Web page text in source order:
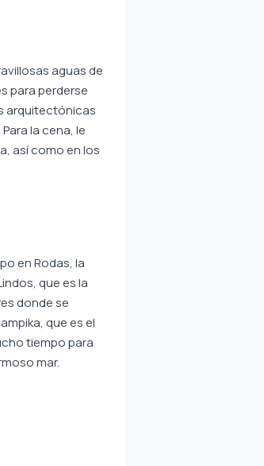
aguas de
para perderse
arquitectónicas
la cena, le
así como en los
en Rodas, la
que es la
donde se
que es el
tiempo para
mar.